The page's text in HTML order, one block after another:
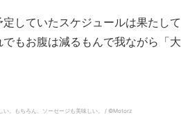
定していたスケジュールは果たし
でもお腹は減るもんで我ながら「
い。もちろん、ソーセージも美味しい。 / ©︎Motorz